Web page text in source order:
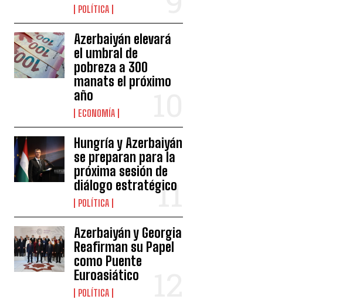
POLÍTICA
Azerbaiyán elevará
el umbral de
pobreza a 300
manats el próximo
año
ECONOMÍA
Hungría y Azerbaiyán
se preparan para la
próxima sesión de
diálogo estratégico
POLÍTICA
Azerbaiyán y Georgia
Reafirman su Papel
como Puente
Euroasiático
POLÍTICA